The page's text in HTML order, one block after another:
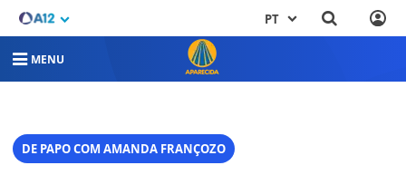
PT
MENU
DE PAPO COM AMANDA FRANÇOZO